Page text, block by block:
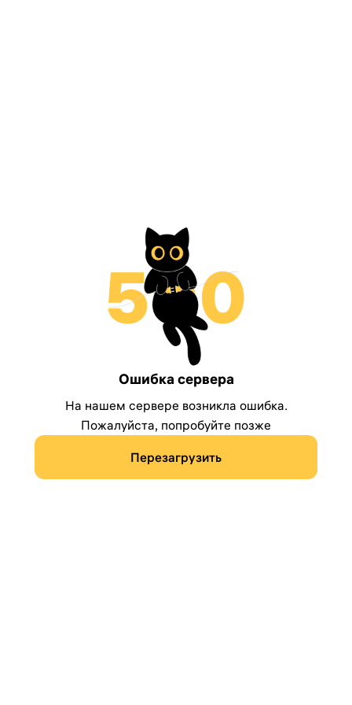
Ошибка сервера
На нашем сервере возникла ошибка.
Пожалуйста, попробуйте позже
Перезагрузить